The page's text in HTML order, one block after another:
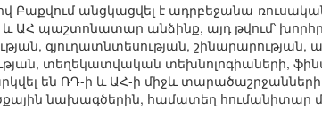
անցկացվել է ադրբեջանա-
ԱՀ պաշտոնատար անձինք, այդ թվում՝
գյուղատնտեսության, շինարարության,
տեղեկատվական տեխնոլոգիաների,
են ՌԴ-ի և ԱՀ-ի միջև
նախագծերին, համատեղ հումանիտար